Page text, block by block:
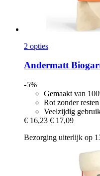
2 opties
Andermatt
-5%
Gemaakt van
Rot zonder
Veelzijdig
€ 16,23 € 17,09
Bezorging uiterlijk op